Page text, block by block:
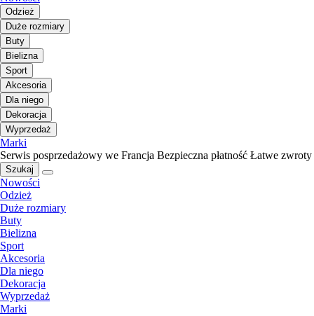
Odzież
Duże rozmiary
Buty
Bielizna
Sport
Akcesoria
Dla niego
Dekoracja
Wyprzedaż
Marki
Serwis posprzedażowy we Francja Bezpieczna płatność Łatwe zwroty
Szukaj
Nowości
Odzież
Duże rozmiary
Buty
Bielizna
Sport
Akcesoria
Dla niego
Dekoracja
Wyprzedaż
Marki